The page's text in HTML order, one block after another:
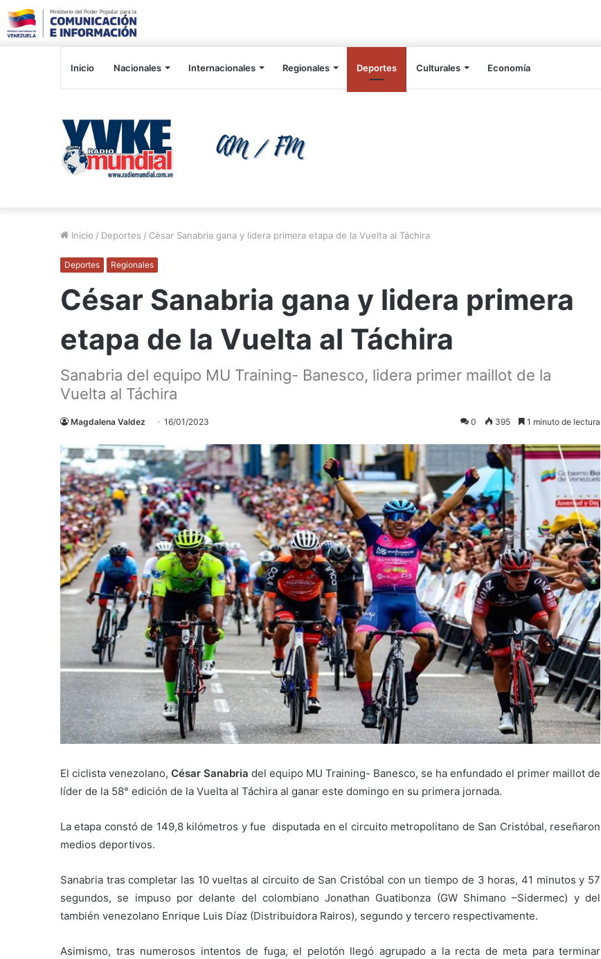
Inicio Nacionales Internacionales Regionales Deportes Culturales Economía
Inicio / Deportes / César Sanabria gana y lidera primera etapa de la Vuelta al Táchira
Deportes Regionales
César Sanabria gana y lidera primera
etapa de la Vuelta al Táchira
Sanabria del equipo MU Training- Banesco, lidera primer maillot de la
Vuelta al Táchira
Magdalena Valdez 16/01/2023 0 395 1 minuto de lectura
El ciclista venezolano, César Sanabria del equipo MU Training- Banesco, se ha enfundado el primer maillot de
líder de la 58° edición de la Vuelta al Táchira al ganar este domingo en su primera jornada.
La etapa constó de 149,8 kilómetros y fue disputada en el circuito metropolitano de San Cristóbal, reseñaron
medios deportivos.
Sanabria tras completar las 10 vueltas al circuito de San Cristóbal con un tiempo de 3 horas, 41 minutos y 57
segundos, se impuso por delante del colombiano Jonathan Guatibonza (GW Shimano –Sidermec) y del
también venezolano Enrique Luis Díaz (Distribuidora Rairos), segundo y tercero respectivamente.
Asimismo, tras numerosos intentos de fuga, el pelotón llegó agrupado a la recta de meta para terminar